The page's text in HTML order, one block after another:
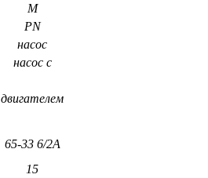
M
PN
насос
насос с
двигателем
65-33 6/2A
15